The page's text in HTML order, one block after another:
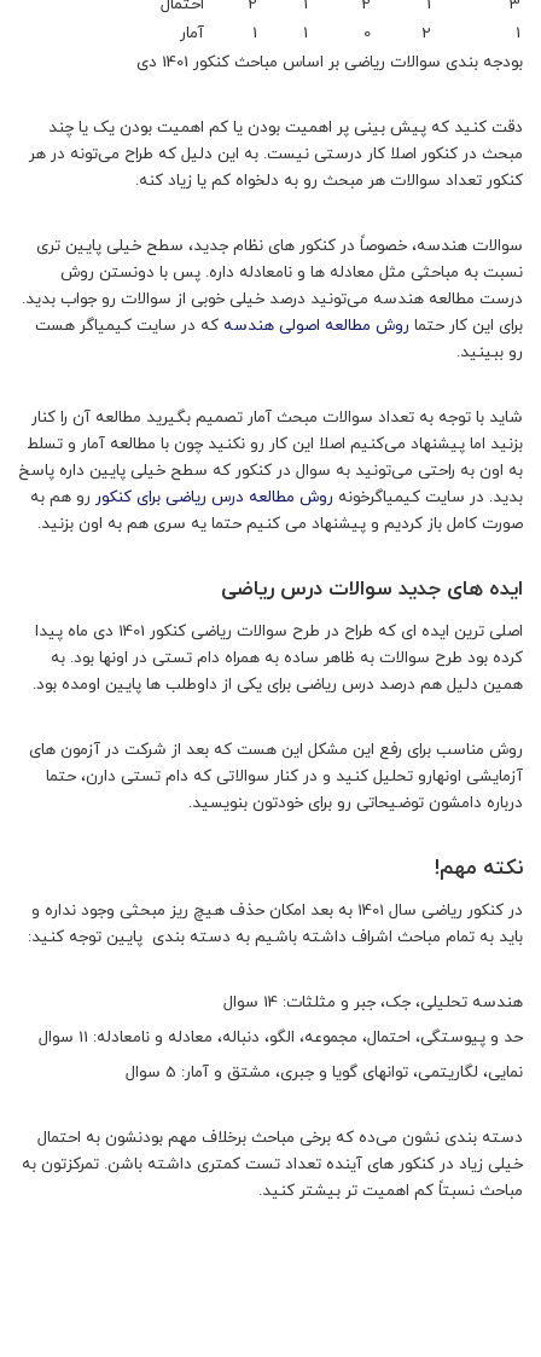
1
2
0
1
1
آمار
بودجه بندی سوالات ریاضی بر اساس مباحث کنکور 1401 دی
دقت کنید که پیش بینی پر اهمیت بودن یا کم اهمیت بودن یک یا چند
مبحث در کنکور اصلا کار درستی نیست. به این دلیل که طراح می‌تونه در هر
کنکور تعداد سوالات هر مبحث رو به دلخواه کم یا زیاد کنه.
سوالات هندسه، خصوصاً در کنکور های نظام جدید، سطح خیلی پایین تری
نسبت به مباحثی مثل معادله ها و نامعادله داره. پس با دونستن روش
درست مطالعه هندسه می‌تونید درصد خیلی خوبی از سوالات رو جواب بدید.
برای این کار حتما روش مطالعه اصولی هندسه که در سایت کیمیاگر هست
رو ببینید.
شاید با توجه به تعداد سوالات مبحث آمار تصمیم بگیرید مطالعه آن را کنار
بزنید اما پیشنهاد می‌کنیم اصلا این کار رو نکنید چون با مطالعه آمار و تسلط
به اون به راحتی می‌تونید به سوال در کنکور که سطح خیلی پایین داره پاسخ
بدید. در سایت کیمیاگرخونه روش مطالعه درس ریاضی برای کنکور رو هم به
صورت کامل باز کردیم و پیشنهاد می کنیم حتما یه سری هم به اون بزنید.
ایده های جدید سوالات درس ریاضی
اصلی ترین ایده ای که طراح در طرح سوالات ریاضی کنکور 1401 دی ماه پیدا
کرده بود طرح سوالات به ظاهر ساده به همراه دام تستی در اونها بود. به
همین دلیل هم درصد درس ریاضی برای یکی از داوطلب ها پایین اومده بود.
روش مناسب برای رفع این مشکل این هست که بعد از شرکت در آزمون های
آزمایشی اونهارو تحلیل کنید و در کنار سوالاتی که دام تستی دارن، حتما
درباره دامشون توضیحاتی رو برای خودتون بنویسید.
نکته مهم!
در کنکور ریاضی سال 1401 به بعد امکان حذف هیچ ریز مبحثی وجود نداره و
باید به تمام مباحث اشراف داشته باشیم به دسته بندی پایین توجه کنید:
هندسه تحلیلی، جک، جبر و مثلثات: 14 سوال
حد و پیوستگی، احتمال، مجموعه، الگو، دنباله، معادله و نامعادله: 11 سوال
نمایی، لگاریتمی، توانهای گویا و جبری، مشتق و آمار: 5 سوال
دسته بندی نشون می‌ده که برخی مباحث برخلاف مهم بودنشون به احتمال
خیلی زیاد در کنکور های آینده تعداد تست کمتری داشته باشن. تمرکزتون به
مباحث نسبتاً کم اهمیت تر بیشتر کنید.